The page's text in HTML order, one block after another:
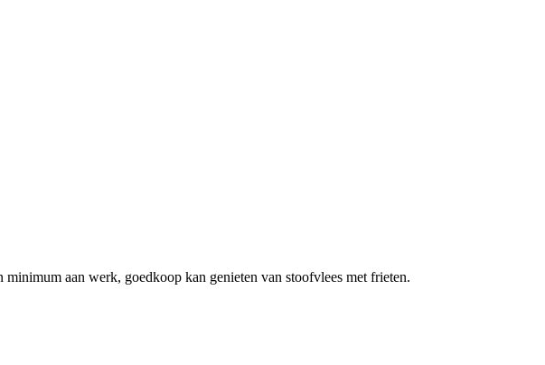
aan werk, goedkoop kan genieten van stoofvlees met frieten.